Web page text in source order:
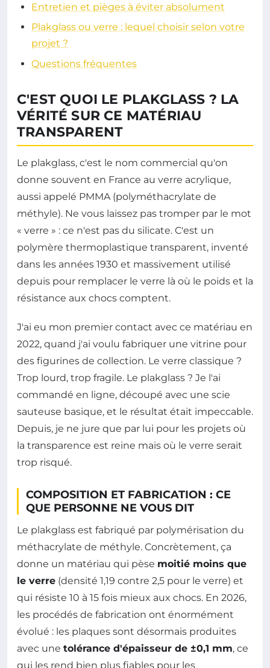
Entretien et pièges à éviter absolument
Plakglass ou verre : lequel choisir selon votre
projet ?
Questions fréquentes
C'EST QUOI LE PLAKGLASS ? LA
VÉRITÉ SUR CE MATÉRIAU
TRANSPARENT
Le plakglass, c'est le nom commercial qu'on
donne souvent en France au verre acrylique,
aussi appelé PMMA (polyméthacrylate de
méthyle). Ne vous laissez pas tromper par le mot
« verre » : ce n'est pas du silicate. C'est un
polymère thermoplastique transparent, inventé
dans les années 1930 et massivement utilisé
depuis pour remplacer le verre là où le poids et la
résistance aux chocs comptent.
J'ai eu mon premier contact avec ce matériau en
2022, quand j'ai voulu fabriquer une vitrine pour
des figurines de collection. Le verre classique ?
Trop lourd, trop fragile. Le plakglass ? Je l'ai
commandé en ligne, découpé avec une scie
sauteuse basique, et le résultat était impeccable.
Depuis, je ne jure que par lui pour les projets où
la transparence est reine mais où le verre serait
trop risqué.
COMPOSITION ET FABRICATION : CE
QUE PERSONNE NE VOUS DIT
Le plakglass est fabriqué par polymérisation du
méthacrylate de méthyle. Concrètement, ça
donne un matériau qui pèse moitié moins que
le verre (densité 1,19 contre 2,5 pour le verre) et
qui résiste 10 à 15 fois mieux aux chocs. En 2026,
les procédés de fabrication ont énormément
évolué : les plaques sont désormais produites
avec une tolérance d'épaisseur de ±0,1 mm, ce
qui les rend bien plus fiables pour les